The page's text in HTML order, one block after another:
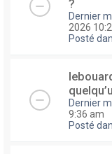
?
Dernier
2026
Posté
Dernier
9:36 am
Posté